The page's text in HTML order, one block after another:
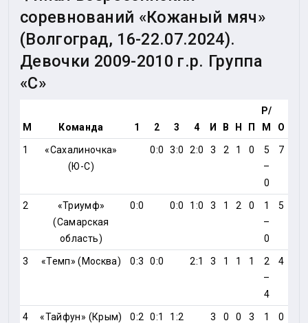
соревнований «Кожаный мяч»
(Волгоград, 16-22.07.2024).
Девочки 2009-2010 г.р. Группа
«С»
М Команда 1 2 3 4 И В Н П
Р/
М
О
1
«Сахалиночка»
(Ю-С)
0:0 3:0 2:0 3 2 1 0
5
–
0
7
2
«Триумф»
(Самарская
область)
0:0 0:0 1:0 3 1 2 0
1
–
0
5
3 «Темп» (Москва) 0:3 0:0 2:1 3 1 1 1
2
–
4
4
4 «Тайфун» (Крым) 0:2 0:1 1:2 3 0 0 3
1
0